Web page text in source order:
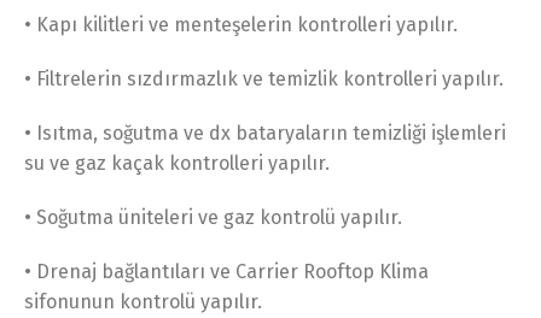
• Kapı kilitleri ve menteşelerin kontrolleri yapılır.
• Filtrelerin sızdırmazlık ve temizlik kontrolleri yapılır.
• Isıtma, soğutma ve dx bataryaların temizliği işlemleri
su ve gaz kaçak kontrolleri yapılır.
• Soğutma üniteleri ve gaz kontrolü yapılır.
• Drenaj bağlantıları ve Carrier Rooftop Klima
sifonunun kontrolü yapılır.